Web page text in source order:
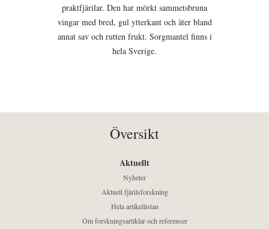
praktfjärilar. Den har mörkt sammetsbruna
vingar med bred, gul ytterkant och äter bland
annat sav och rutten frukt. Sorgmantel finns i
hela Sverige.
Översikt
Aktuellt
Nyheter
Aktuell fjärilsforskning
Hela artikellistan
Om forskningsartiklar och referenser